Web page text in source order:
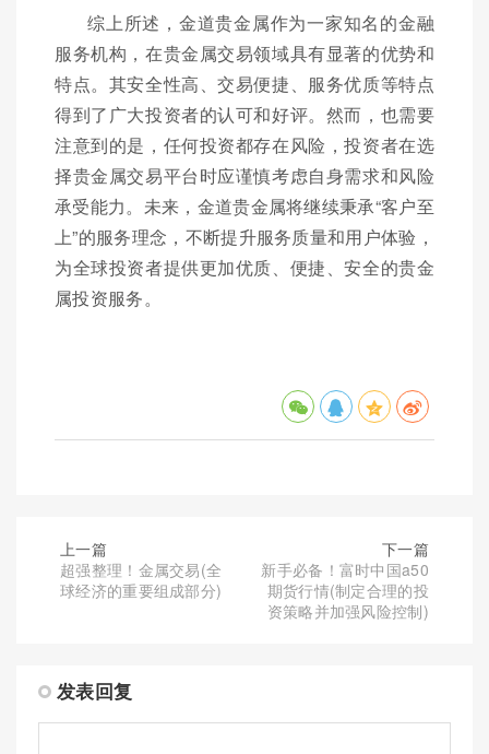
综上所述，金道贵金属作为一家知名的金融
服务机构，在贵金属交易领域具有显著的优势和
特点。其安全性高、交易便捷、服务优质等特点
得到了广大投资者的认可和好评。然而，也需要
注意到的是，任何投资都存在风险，投资者在选
择贵金属交易平台时应谨慎考虑自身需求和风险
承受能力。未来，金道贵金属将继续秉承“客户至
上”的服务理念，不断提升服务质量和用户体验，
为全球投资者提供更加优质、便捷、安全的贵金
属投资服务。
上一篇
超强整理！金属交易(全
球经济的重要组成部分)
下一篇
新手必备！富时中国a50
期货行情(制定合理的投
资策略并加强风险控制)
发表回复